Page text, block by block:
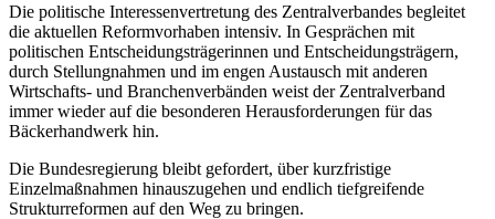
Die politische Interessenvertretung des Zentralverbandes begleitet
die aktuellen Reformvorhaben intensiv. In Gesprächen mit
politischen Entscheidungsträgerinnen und Entscheidungsträgern,
durch Stellungnahmen und im engen Austausch mit anderen
Wirtschafts- und Branchenverbänden weist der Zentralverband
immer wieder auf die besonderen Herausforderungen für das
Bäckerhandwerk hin.
Die Bundesregierung bleibt gefordert, über kurzfristige
Einzelmaßnahmen hinauszugehen und endlich tiefgreifende
Strukturreformen auf den Weg zu bringen.